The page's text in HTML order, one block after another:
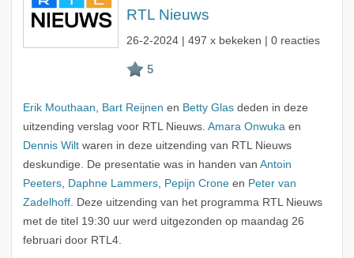
RTL Nieuws
26-2-2024| 497 x bekeken | 0 reacties
Erik Mouthaan, Bart Reijnen en Betty Glasdeden in deze
uitzending verslag voor RTL Nieuws. Amara Onwukaen
Dennis Wiltwaren in deze uitzending van RTL Nieuws
deskundige. De presentatie was in handen van Antoin
Peeters, Daphne Lammers, Pepijn Croneen Peter van
Zadelhoff. Deze uitzending van het programma RTL Nieuws
met de titel 19:30 uur werd uitgezonden op maandag 26
februari door RTL4.